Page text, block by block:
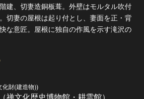
建、切妻造銅板葺。外壁はモルタル吹付
切妻の屋根は起り付とし、妻面を正・背
な意匠。屋根に独自の作風を示す滝沢の
化財(建造物))